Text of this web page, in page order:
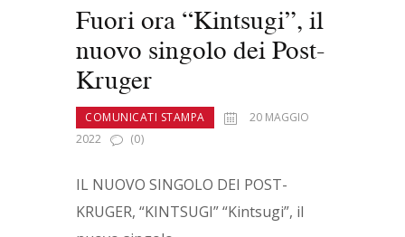
Fuori ora “Kintsugi”, il
nuovo singolo dei Post-
Kruger
COMUNICATI STAMPA
20 MAGGIO
2022
(0)
IL NUOVO SINGOLO DEI POST-
KRUGER, “KINTSUGI” “Kintsugi”, il